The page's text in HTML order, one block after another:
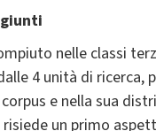
nelle classi
4 unità di
e nella sua
risiede un primo